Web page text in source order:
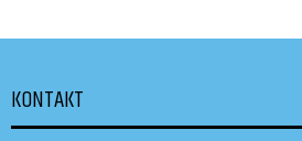
KONTAKT